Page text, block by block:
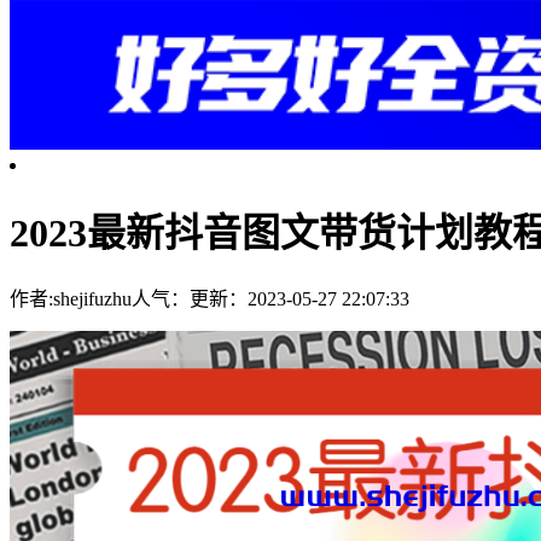
2023最新抖音图文带货计划教
作者:shejifuzhu人气： 更新：2023-05-27 22:07:33